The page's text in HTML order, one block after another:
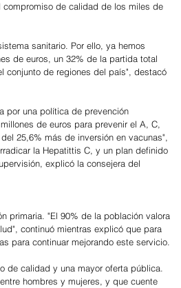
de calidad de los miles de
sanitario. Por ello, ya hemos
de euros, un 32% de la partida total
conjunto de regiones del país", destacó
por una política de prevención
de euros para prevenir el A, C,
25,6% más de inversión en vacunas",
la Hepatittis C, y un plan definido
explicó la consejera del
primaria. "El 90% de la población valora
continuó mientras explicó que para
para continuar mejorando este servicio.
de calidad y una mayor oferta pública.
hombres y mujeres, y que cuente